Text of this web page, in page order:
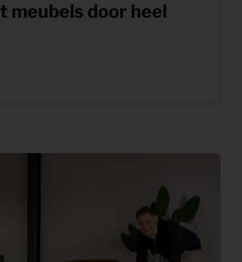
meubels door heel